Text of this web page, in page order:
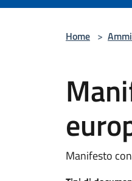
Home >
Manifesto